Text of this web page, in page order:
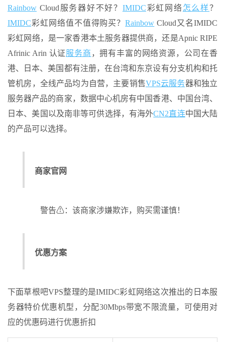
Rainbow Cloud服务器好不好？ IMIDC 彩虹网络怎么样？
IMIDC彩虹网络值不值得购买？Rainbow Cloud又名IMIDC
彩虹网络，是一家香港本土服务器提供商，还是Apnic RIPE
Afrinic Arin 认证服务商 ，拥有丰富的网络资源，公司在香
港、日本、美国都有注册，在台湾和东京设有分支机构和托
管机房，全线产品均为自营，主要销售VPS云服务器和独立
服务器产品的商家，数据中心机房有中国香港、中国台湾、
日本、美国以及南非等可供选择，有海外CN2直连中国大陆
的产品可以选择。
商家官网
警告⚠：该商家涉嫌欺诈，购买需谨慎！
优惠方案
下面草根吧VPS整理的是IMIDC彩虹网络这次推出的日本服
务器特价优惠机型，分配30Mbps带宽不限流量，可使用对
应的优惠码进行优惠折扣